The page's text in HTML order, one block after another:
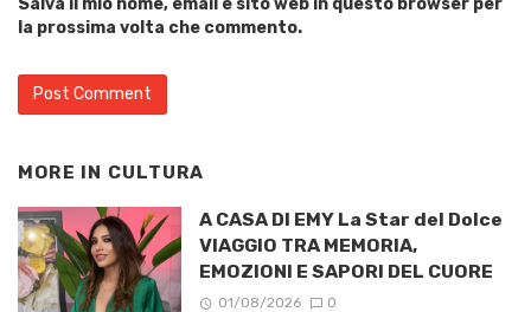
Salva il mio nome, email e sito web in questo browser per
la prossima volta che commento.
MORE IN CULTURA
A CASA DI EMY La Star del Dolce
VIAGGIO TRA MEMORIA,
EMOZIONI E SAPORI DEL CUORE
01/08/2026 0